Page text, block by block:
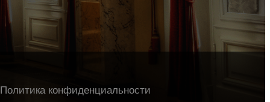
Политика конфиденциальности